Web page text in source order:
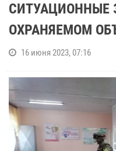
СИТУАЦИОННЫЕ
ОХРАНЯЕМОМ
16 июня 2023, 07:16